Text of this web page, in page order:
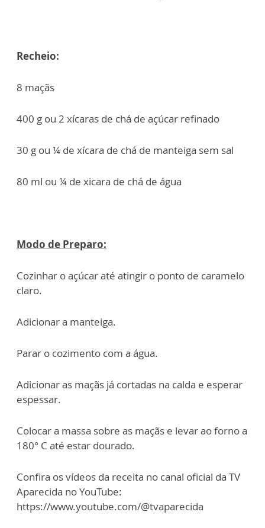
Recheio:
8 maçãs
400 g ou 2 xícaras de chá de açúcar refinado
30 g ou ¼ de xícara de chá de manteiga sem sal
80 ml ou ¼ de xicara de chá de água
Modo de Preparo:
Cozinhar o açúcar até atingir o ponto de caramelo
claro.
Adicionar a manteiga.
Parar o cozimento com a água.
Adicionar as maçãs já cortadas na calda e esperar
espessar.
Colocar a massa sobre as maçãs e levar ao forno a
180° C até estar dourado.
Confira os vídeos da receita no canal oficial da TV
Aparecida no YouTube:
https://www.youtube.com/@tvaparecida